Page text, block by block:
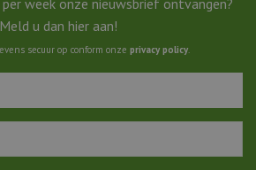
Meld u dan hier aan!
secuur op conform onze privacy policy.